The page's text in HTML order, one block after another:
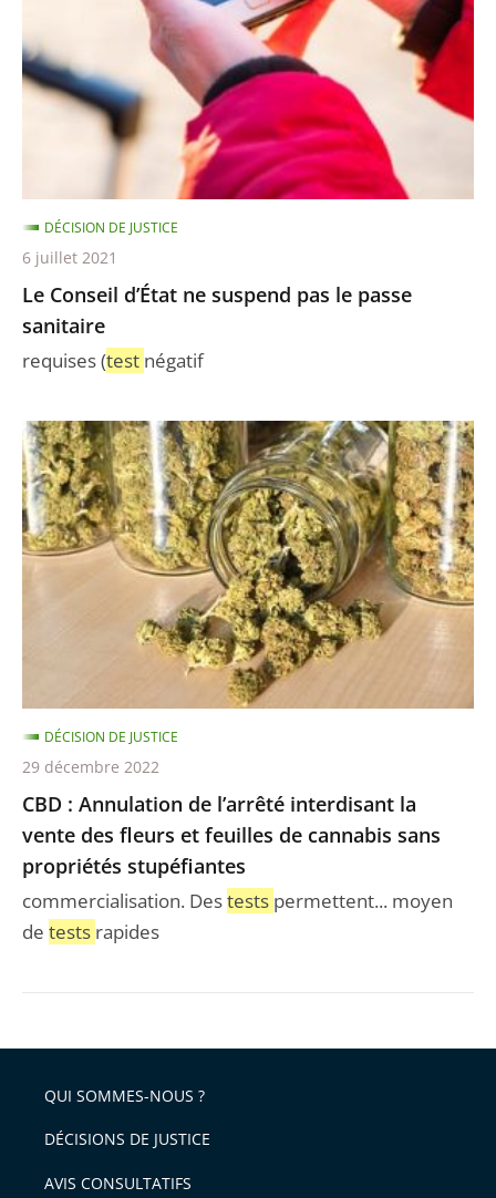
suspend
pas
Le Conseil d’État ne suspend pas le passe
sanitaire
requises (test négatif
DÉCISION DE JUSTICE
6 juillet 2021
CBD
:
Annulation
de
l’arrêté
fleurs
et
feuilles
de
cannabis
sans
propriétés
stupéfiantes
CBD : Annulation de l’arrêté interdisant la
vente des fleurs et feuilles de cannabis sans
propriétés stupéfiantes
commercialisation. Destests permettent... moyen
de tests rapides
DÉCISION DE JUSTICE
29 décembre 2022
QUI SOMMES-NOUS ?
DÉCISIONS DE JUSTICE
AVIS CONSULTATIFS